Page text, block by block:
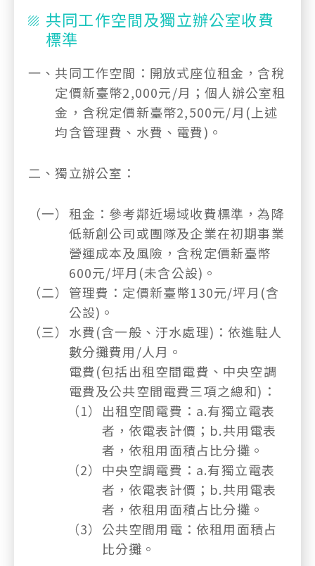
共同工作空間及獨立辦公室收費
標準
一、共同工作空間：開放式座位租金，含稅
定價新臺幣2,000元/月；個人辦公室租
金，含稅定價新臺幣2,500元/月(上述
均含管理費、水費、電費)。
二、獨立辦公室：
（一） 租金：參考鄰近場域收費標準，為降
低新創公司或團隊及企業在初期事業
營運成本及風險，含稅定價新臺幣
600元/坪月(未含公設)。
（二） 管理費：定價新臺幣130元/坪月(含
公設)。
（三） 水費(含一般、汙水處理)：依進駐人
數分攤費用/人月。
電費(包括出租空間電費、中央空調
電費及公共空間電費三項之總和)：
（1） 出租空間電費：a.有獨立電表
者，依電表計價；b.共用電表
者，依租用面積占比分攤。
（2） 中央空調電費：a.有獨立電表
者，依電表計價；b.共用電表
者，依租用面積占比分攤。
（3） 公共空間用電：依租用面積占
比分攤。